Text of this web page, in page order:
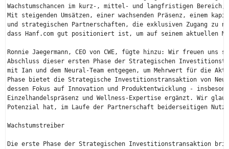
Wachstumschancen im kurz-, mittel- und langfristigen Bereich,
Mit steigenden Umsätzen, einer wachsenden Präsenz, einem
und strategischen Partnerschaften, die exklusiven Zugang zu
dass Hanf.com gut positioniert ist, um auf seinem aktuellen
Ronnie Jaegermann, CEO von CWE, fügte hinzu: Wir freuen uns
Abschluss dieser ersten Phase der Strategischen
mit Ian und dem Neural-Team entgegen, um Mehrwert für die
Phase bietet die Strategische Investitionstransaktion von
dessen Fokus auf Innovation und Produktentwicklung -
Einzelhandelspräsenz und Wellness-Expertise ergänzt. Wir
Potenzial hat, im Laufe der Partnerschaft beiderseitigen
Wachstumstreiber
Die erste Phase der Strategischen Investitionstransaktion